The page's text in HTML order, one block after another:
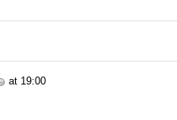
at 19:00